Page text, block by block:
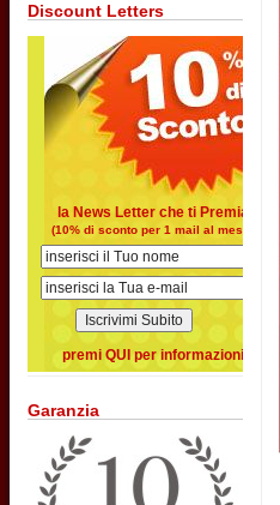
Discount Letters
la News Letter che ti Premia
(10% di sconto per 1 mail al mese)
premi QUI per informazioni
Garanzia